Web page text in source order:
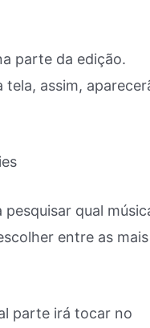
parte da edição.
assim,
pesquisar qual
entre as mais
parte irá tocar no